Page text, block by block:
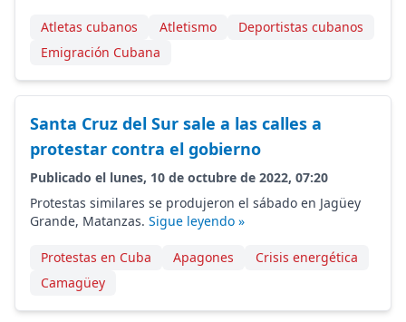
Atletas cubanos Atletismo
Deportistas cubanos
Emigración Cubana
Santa Cruz del Sur sale a las calles a
protestar contra el gobierno
Publicado el lunes, 10 de octubre de 2022, 07:20
Protestas similares se produjeron el sábado en Jagüey
Grande, Matanzas. Sigue leyendo »
Protestas en Cuba Apagones
Crisis energética
Camagüey